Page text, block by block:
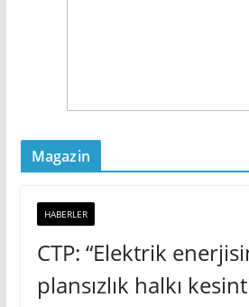
Magazin
HABERLER
CTP: “Elektrik
plansızlık halkı